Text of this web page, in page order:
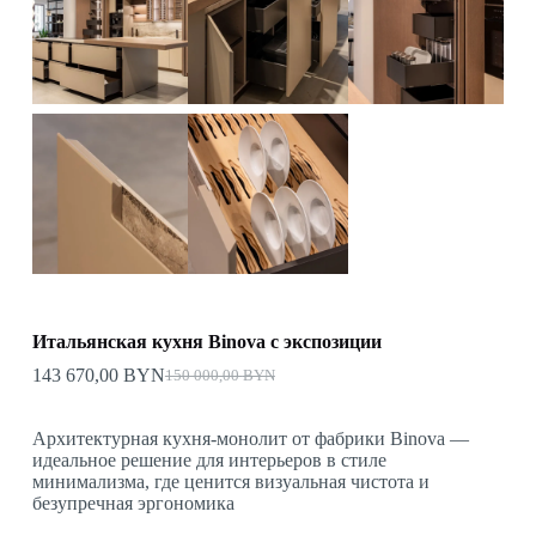
Итальянская кухня Binova с экспозиции
150 000,00BYN
Первоначальная
150
000,00 BYN.
143 670,00 BYNТекущая
670,00 BYN.
Архитектурная кухня-монолит от фабрики Binova —
идеальное решение для интерьеров в стиле
минимализма, где ценится визуальная чистота и
безупречная эргономика